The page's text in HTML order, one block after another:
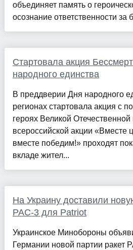
объединяет память о
осознание ответственности за
Стартовала акция
народного единства
В преддверии Дня народного
регионах стартовала акция с
героях Великой
всероссийской акции «Вместе
вместе победим!» проходят
вкладе жител...
На Украину доставили
PAC-3 для Patriot
Украинское Минобороны
Германии новой партии ракет